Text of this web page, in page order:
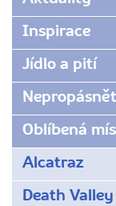
Inspirace
Jídlo a pití
Oblíbená
Alcatraz
Death Valley